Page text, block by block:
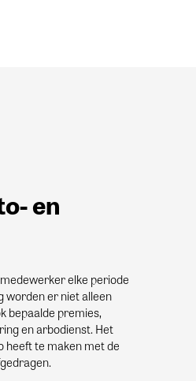
en
elke periode
worden er niet alleen
bepaalde premies,
en arbodienst. Het
heeft te maken met de